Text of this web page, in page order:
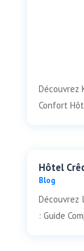
Découvrez
Confort
Hôtel
Blog
Découvrez
: Guide